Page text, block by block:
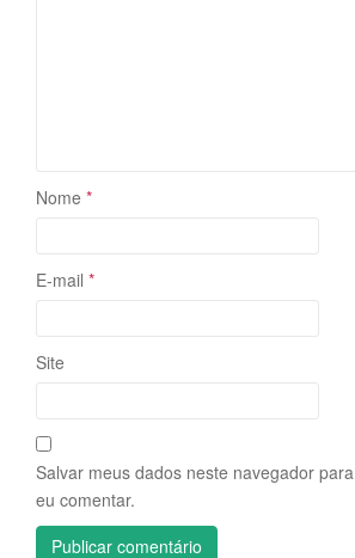
Nome *
E-mail *
Site
Salvar meus dados neste navegador
eu comentar.